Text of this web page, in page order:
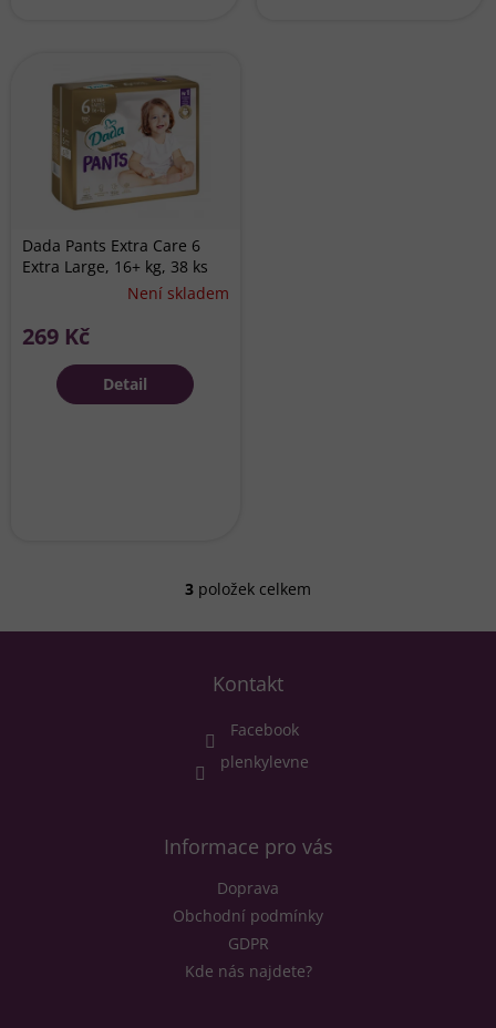
Dada Pants Extra Care 6
Extra Large, 16+ kg, 38 ks
produktu
5,0
z
Není skladem
269 Kč
Detail
O
l
d
c
í
p
y
ý
p
i
s
u
3 položek celkem
Z
Kontakt
Facebook
plenkylevne
Informace pro vás
Doprava
Obchodní podmínky
GDPR
Kde nás najdete?